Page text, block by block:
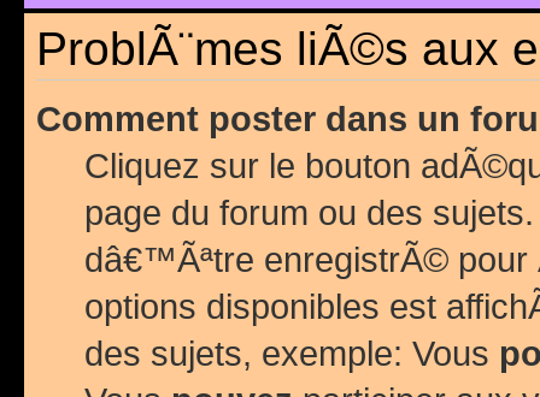
ProblÃ¨mes liÃ©s aux
Comment poster dans un
Cliquez sur le bouton
page du forum ou des
dâ€™Ãªtre enregistrÃ©
options disponibles est
des sujets, exemple: Vous